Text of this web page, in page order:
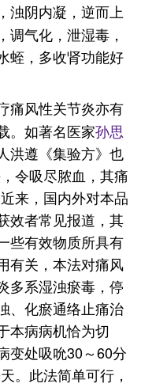
浊阴内凝，逆而上
调气化，泄湿毒，
蛭，多收肾功能好
痛风性关节炎亦有
。如著名医家孙思
洪遵《集验方》也
令吸尽脓血，其痛
来，国内外对本品
效者常见报道，其
些有效物质所具有
有关，本法对痛风
多系湿浊瘀毒，停
、化瘀通络止痛治
本病病机恰为切
变处吸吮30～60分
。此法简单可行，